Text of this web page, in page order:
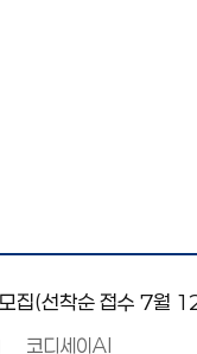
집(선착순 접수 7월
코디세이AI